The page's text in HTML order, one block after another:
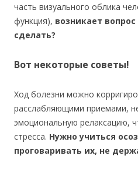
часть визуального облика
функция), возникает
сделать?
Вот некоторые советы!
Ход болезни можно
расслабляющими приемами,
эмоциональную релаксацию,
стресса. Нужно учиться
проговаривать их, не